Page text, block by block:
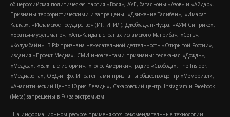
общероссийская политическая партия «Воля», АУЕ, батальоны «Азов» и «Айдар».
Признаны террористическими и запрещены: «Движение Талибан», «Имарат
Кавказ», «Исламское государство» (ИГ, ИГИЛ), Джебхад-ан-Нусра, «АУМ Синрике»,
«Братья-мусульмане», «Аль-Каида в странах исламского Магриба», «Сеть»,
«Колумбайн». В РФ признана нежелательной деятельность «Открытой России»,
издания «Проект Медиа». СМИ-иноагентами признаны: телеканал «Дождь»,
«Медуза», «Важные истории», «Голос Америки», радио «Свобода», The Insider,
«Медиазона», ОВД-инфо. Иноагентами признаны общество/центр «Мемориал»,
«Аналитический Центр Юрия Левады», Сахаровский центр. Instagram и Facebook
(Metа) запрещены в РФ за экстремизм.
"На информационном ресурсе применяются рекомендательные технологии